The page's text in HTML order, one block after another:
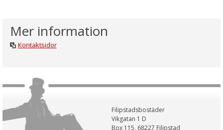
Mer information
Kontaktsidor
Filipstadsbostäder
Vikgatan 1 D
Box 115, 68227 Filipstad